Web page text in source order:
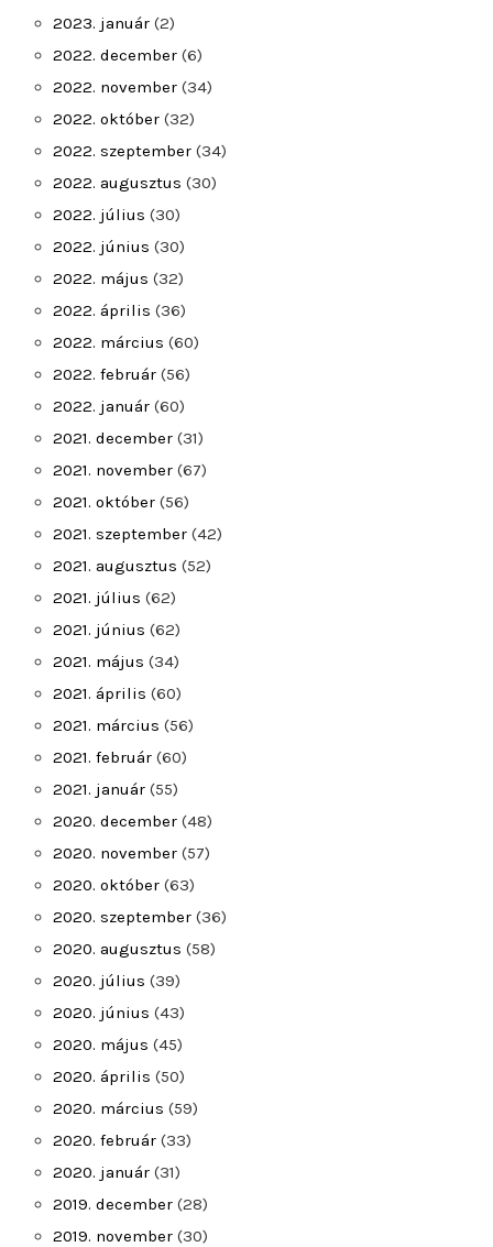
2023. január (2)
2022. december (6)
2022. november (34)
2022. október (32)
2022. szeptember (34)
2022. augusztus (30)
2022. július (30)
2022. június (30)
2022. május (32)
2022. április (36)
2022. március (60)
2022. február (56)
2022. január (60)
2021. december (31)
2021. november (67)
2021. október (56)
2021. szeptember (42)
2021. augusztus (52)
2021. július (62)
2021. június (62)
2021. május (34)
2021. április (60)
2021. március (56)
2021. február (60)
2021. január (55)
2020. december (48)
2020. november (57)
2020. október (63)
2020. szeptember (36)
2020. augusztus (58)
2020. július (39)
2020. június (43)
2020. május (45)
2020. április (50)
2020. március (59)
2020. február (33)
2020. január (31)
2019. december (28)
2019. november (30)